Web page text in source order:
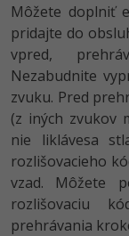
Môžete doplniť
pridajte do
vpred,
Nezabudnite
zvuku. Pred
(z iných zvukov
nie liklávesa
rozlišovacieho
vzad. Môžete
rozlišovaciu
prehrávania